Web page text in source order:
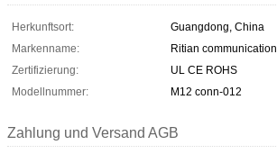
Herkunftsort:
Guangdong, China
Markenname:
Ritian communication
Zertifizierung:
UL CE ROHS
Modellnummer:
M12 conn-012
Zahlung und Versand AGB